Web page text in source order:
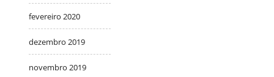
fevereiro 2020
dezembro 2019
novembro 2019